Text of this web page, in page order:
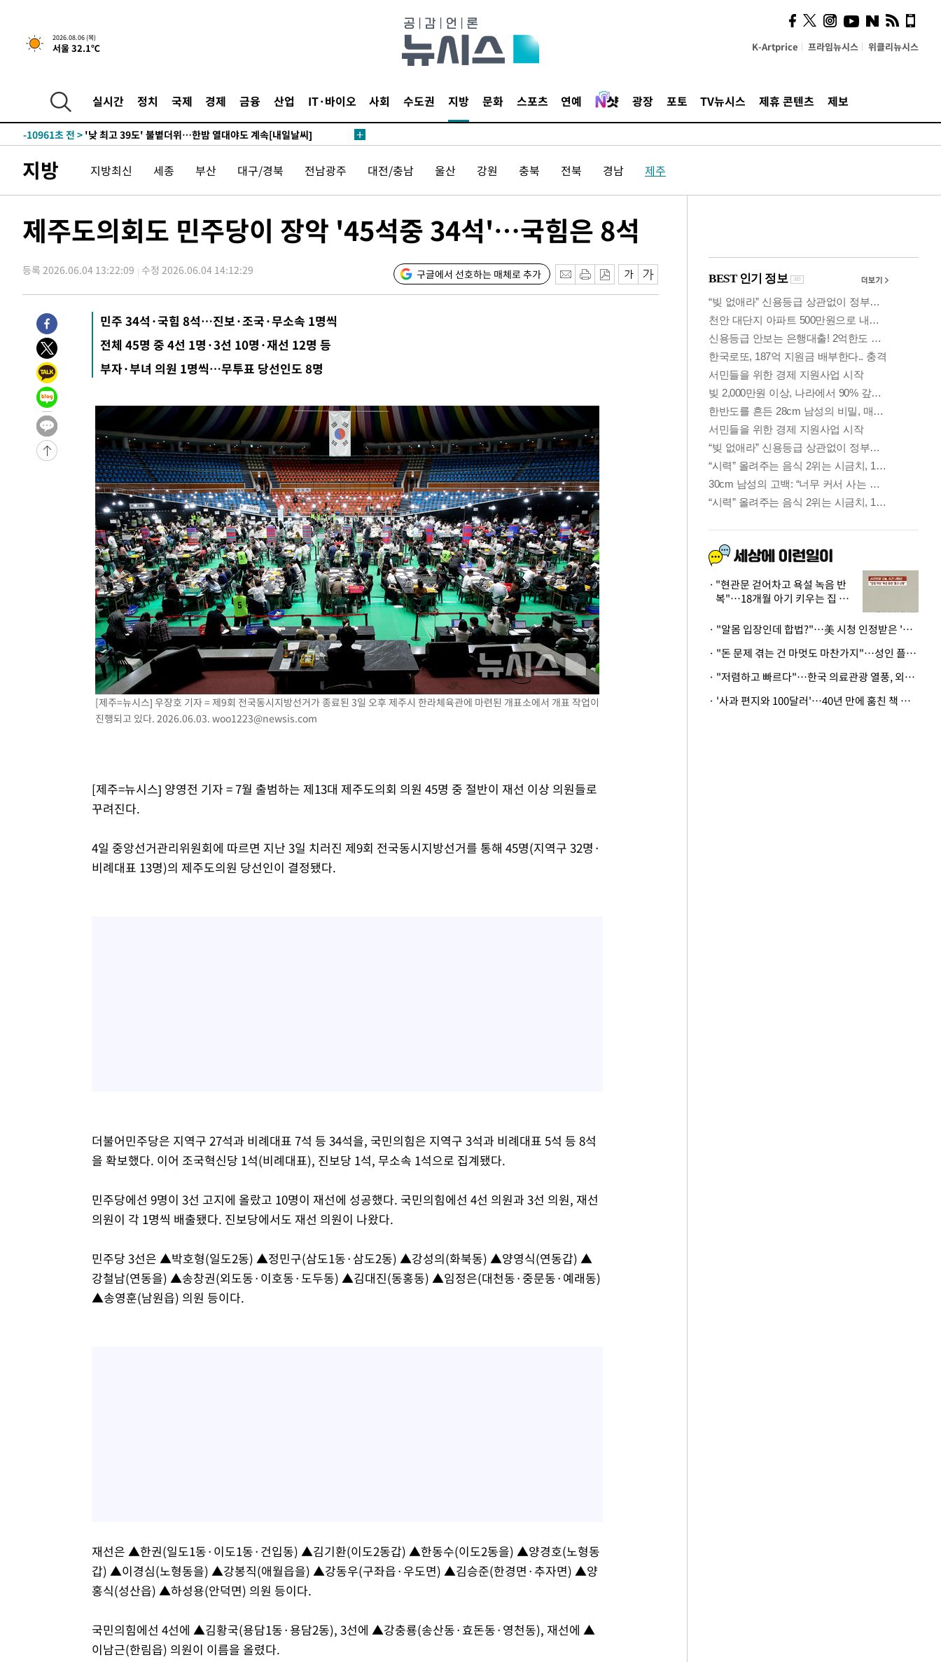
2026.08.06 (목)
서울 32.1℃ K-Artprice 프라임뉴시스 위클리뉴시스
실시간 정치 국제 경제 금융 산업 IT·바이오 사회 수도권 지방 문화 스포츠 연예 광장 포토 TV뉴시스 제휴 콘텐츠 제보
-28385초 전 >경찰, '홍명보는 2순위' 결론냈던 스포츠윤리센터도 압수수색
-13981초 전 >[속보]합참 "北 발사체는 단거리탄도미사일…감시·경계태세 강
-12159초 전 >
[속보] SKT, 에이닷 서비스 장애 발생…"원인 파악 중"
-11565초 전 >
-10961초 전 > '낮 최고 39도' 불볕더위…한밤 열대야도 계속[내일날씨]
-10582초 전 >
"韓 외환시장 개입 관측 배경엔 美의 대한국 무역적자 있어"
-10409초 전 >'월드컵 탈락 후폭풍' 축구협회…초유의 압수수색에 '충격·당황'
-9811초 전 >[속보]종합특검, 대검 추가 압수수색…내란 중요임무종사 혐의
-5836초 전 >[속보]코스피, 301.88포인트(4.58%) 내린 6296.38 마감
-5701초 전 >[속보]원·달러 환율, 0.7원 내린 1423.8원 마감
-3300초 전 >
"여기 떨어졌다"…다누리, 스페이스X 로켓 달 충돌 흔적 포착
-345초 전 >
손흥민, 5경기 연속골 실패…LAFC는 승부차기 끝 과달라하라 격파
1시간 전 >
내일까지 39도 '펄펄'…기상청 "태풍 지나며 폭염 잠시 꺾인다"
-31491초 전 >
'월드컵 탈락 후폭풍' 축구협회…11시간 걸린 초유의 압수수색(종
-30927초 전 >
-29720초 전 >
축구협회, 15년 전 심판 성 접대 파문에 "현재는 내부 지침 준수"
-28405초 전 >
경찰, '홍명보는 2순위' 결론냈던 스포츠윤리센터도 압수수색
-14001초 전 >
[속보]합참 "北 발사체는 단거리탄도미사일…감시·경계태세 강
日방위성, 北이 동해로 쏜 발사체는 탄도미사일 가능성
[속보] SKT, 에이닷 서비스 장애 발생…"원인 파악 중"
[속보]합참 "북, 동해상으로 미상 발사체 발사"
'낮 최고 39도' 불볕더위…한밤 열대야도 계속[내일날씨]
[속보]7~9일 프로야구 3연전도 폭염 취소…11일 재개
"韓 외환시장 개입 관측 배경엔 美의 대한국 무역적자 있어"
'월드컵 탈락 후폭풍' 축구협회…초유의 압수수색에 '충격·당황'
서울 낮 37.9도, 올여름 최고치 경신…영등포 순간 '40도'
[속보]종합특검, 대검 추가 압수수색…내란 중요임무종사 혐의
[속보]코스닥, 800p 회복…0.26% 오른 801.67 마감
[속보]코스피, 301.88포인트(4.58%) 내린 6296.38 마감
[속보]원·달러 환율, 0.7원 내린 1423.8원 마감
"여기 떨어졌다"…다누리, 스페이스X 로켓 달 충돌 흔적 포착
손흥민, 5경기 연속골 실패…LAFC는 승부차기 끝 과달라하라 격파
지방 지방최신 세종 부산 대구/경북 전남광주 대전/충남 울산 강원 충북 전북 경남 제주
제주도의회도 민주당이 장악 '45석중 34석'…국힘은 8석
등록 2026.06.04 13:22:09 수정 2026.06.04 14:12:29 구글에서 선호하는 매체로 추가
민주 34석·국힘 8석…진보·조국·무소속 1명씩
전체 45명 중 4선 1명·3선 10명·재선 12명 등
부자·부녀 의원 1명씩…무투표 당선인도 8명
[제주=뉴시스] 우장호 기자 = 제9회 전국동시지방선거가 종료된 3일 오후 제주시 한라체육관에 마련된 개표소에서 개표 작업이
진행되고 있다. 2026.06.03. woo1223@newsis.com
[제주=뉴시스] 양영전 기자 = 7월 출범하는 제13대 제주도의회 의원 45명 중 절반이 재선 이상 의원들로
꾸려진다.
4일 중앙선거관리위원회에 따르면 지난 3일 치러진 제9회 전국동시지방선거를 통해 45명(지역구 32명·
비례대표 13명)의 제주도의원 당선인이 결정됐다.
더불어민주당은 지역구 27석과 비례대표 7석 등 34석을, 국민의힘은 지역구 3석과 비례대표 5석 등 8석
을 확보했다. 이어 조국혁신당 1석(비례대표), 진보당 1석, 무소속 1석으로 집계됐다.
민주당에선 9명이 3선 고지에 올랐고 10명이 재선에 성공했다. 국민의힘에선 4선 의원과 3선 의원, 재선
의원이 각 1명씩 배출됐다. 진보당에서도 재선 의원이 나왔다.
민주당 3선은 ▲박호형(일도2동) ▲정민구(삼도1동·삼도2동) ▲강성의(화북동) ▲양영식(연동갑) ▲
강철남(연동을) ▲송창권(외도동·이호동·도두동) ▲김대진(동홍동) ▲임정은(대천동·중문동·예래동)
▲송영훈(남원읍) 의원 등이다.
재선은 ▲한권(일도1동·이도1동·건입동) ▲김기환(이도2동갑) ▲한동수(이도2동을) ▲양경호(노형동
갑) ▲이경심(노형동을) ▲강봉직(애월읍을) ▲강동우(구좌읍·우도면) ▲김승준(한경면·추자면) ▲양
홍식(성산읍) ▲하성용(안덕면) 의원 등이다.
국민의힘에선 4선에 ▲김황국(용담1동·용담2동), 3선에 ▲강충룡(송산동·효돈동·영천동), 재선에 ▲
이남근(한림읍) 의원이 이름을 올렸다.
의견, 국토부·LH에 충실히
전달할 것"
"현관문 걷어차고 욕설 녹음 반
복"…18개월 아기 키우는 집 뒤
· "알몸 입장인데 합법?"…美 시청 인정받은 '누드' 레스토랑 화제
· "돈 문제 겪는 건 마멋도 마찬가지"…성인 플랫폼에 등장한 뜻밖의 스타
· "저렴하고 빠르다"…한국 의료관광 열풍, 외신도 주목
· '사과 편지와 100달러'…40년 만에 훔친 책 돌려준 美 절도범